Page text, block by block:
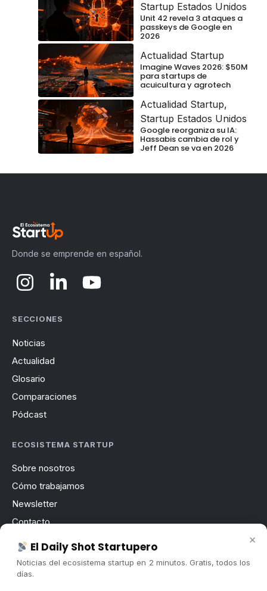
Startup Estados Unidos
Unit 42 revela 3 ataques a
passkeys de Google en
2026
Actualidad Startup
Imagine Waves 2026: $50M
para startups de
acuicultura y agrotech
Actualidad Startup,
Startup Estados Unidos
Google reorganiza su IA:
Hassabis cambia de rol y
Jeff Dean se va en 2026
Donde se emprende en español.
SECCIONES
Noticias
Actualidad
Glosario
Comparaciones
Pódcast
ECOSISTEMA STARTUP
Sobre nosotros
Cómo trabajamos
Newsletter
Contacto
Publicidad
Convocatorias
×
El Daily Shot Startupero
Noticias del ecosistema startup en 2 minutos. Gratis, todos los
días.